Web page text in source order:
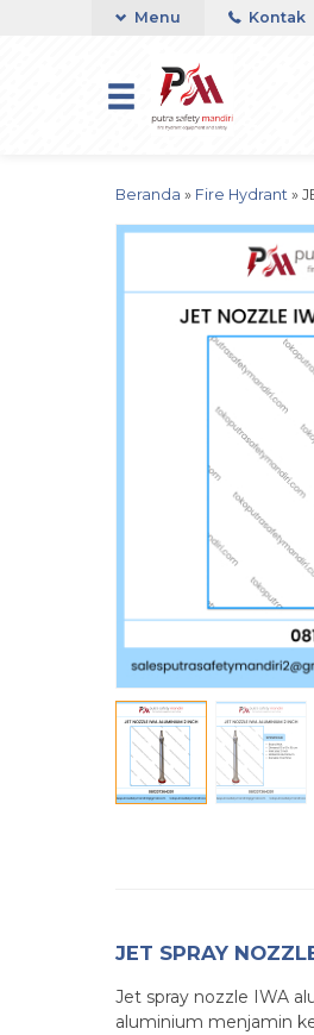
082133767508 / 081237364201 /
Menu Kontak
Beranda » Fire Hydrant »
JET SPRAY
Jet spray nozzle IWA
aluminium menjamin